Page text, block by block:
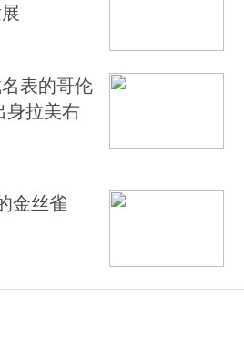
名表的哥伦
身拉美右
金丝雀